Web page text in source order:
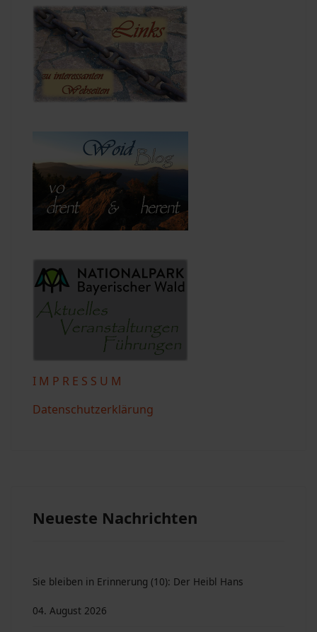
I M P R E S S U M
Datenschutzerklärung
Neueste Nachrichten
Sie bleiben in Erinnerung (10): Der Heibl Hans
04. August 2026